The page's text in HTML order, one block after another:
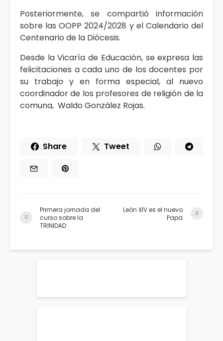
Posteriormente, se compartió información
sobre las OOPP 2024/2028 y el Calendario del
Centenario de la Diócesis.
Desde la Vicaría de Educación, se expresa las
felicitaciones a cada uno de los docentes por
su trabajo y en forma especial, al nuevo
coordinador de los profesores de religión de la
comuna, Waldo González Rojas.
Share Tweet
Primera jornada del
curso sobre la
TRINIDAD
León XIV es el nuevo
Papa